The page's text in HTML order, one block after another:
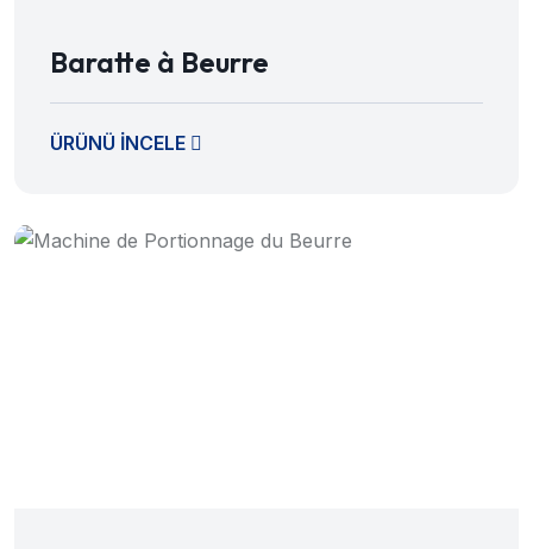
Baratte à Beurre
ÜRÜNÜ İNCELE